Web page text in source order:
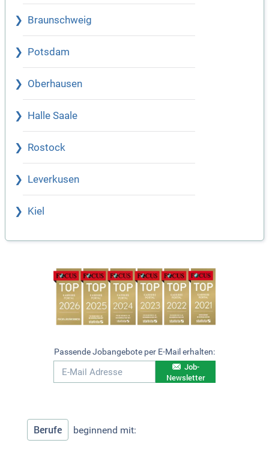
Braunschweig
Potsdam
Oberhausen
Halle Saale
Rostock
Leverkusen
Kiel
Passende Jobangebote per E-Mail erhalten:
Job-
Newsletter
Berufe beginnend mit: